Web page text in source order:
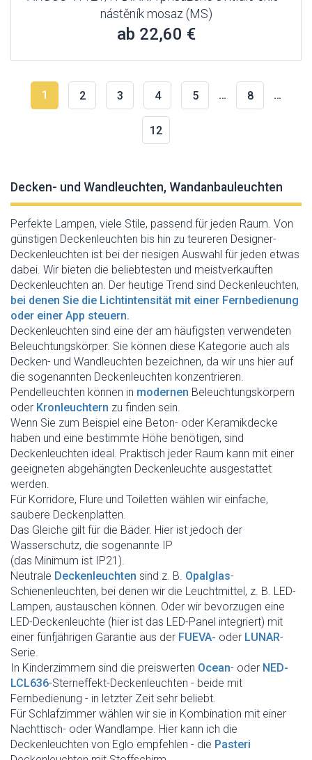
nástěník mosaz (MS)
ab 22,60 €
1 2 3 4 5 … 8 …
12
Decken- und Wandleuchten, Wandanbauleuchten
Perfekte Lampen, viele Stile, passend für jeden Raum. Von
günstigen Deckenleuchten bis hin zu teureren Designer-
Deckenleuchten ist bei der riesigen Auswahl für jeden etwas
dabei. Wir bieten die beliebtesten und meistverkauften
Deckenleuchten an. Der heutige Trend sind Deckenleuchten,
bei denen Sie die Lichtintensität mit einer Fernbedienung
oder einer App steuern.
Deckenleuchten sind eine der am häufigsten verwendeten
Beleuchtungskörper. Sie können diese Kategorie auch als
Decken- und Wandleuchten bezeichnen, da wir uns hier auf
die sogenannten Deckenleuchten konzentrieren.
Pendelleuchten können in modernen Beleuchtungskörpern
oder Kronleuchtern zu finden sein.
Wenn Sie zum Beispiel eine Beton- oder Keramikdecke
haben und eine bestimmte Höhe benötigen, sind
Deckenleuchten ideal. Praktisch jeder Raum kann mit einer
geeigneten abgehängten Deckenleuchte ausgestattet
werden.
Für Korridore, Flure und Toiletten wählen wir einfache,
saubere Deckenplatten.
Das Gleiche gilt für die Bäder. Hier ist jedoch der
Wasserschutz, die sogenannte IP
(das Minimum ist IP21).
Neutrale Deckenleuchten sind z. B. Opalglas-
Schienenleuchten, bei denen wir die Leuchtmittel, z. B. LED-
Lampen, austauschen können. Oder wir bevorzugen eine
LED-Deckenleuchte (hier ist das LED-Panel integriert) mit
einer fünfjährigen Garantie aus der FUEVA- oder LUNAR-
Serie.
In Kinderzimmern sind die preiswerten Ocean- oder NED-
LCL636-Sterneffekt-Deckenleuchten - beide mit
Fernbedienung - in letzter Zeit sehr beliebt.
Für Schlafzimmer wählen wir sie in Kombination mit einer
Nachttisch- oder Wandlampe. Hier kann ich die
Deckenleuchten von Eglo empfehlen - die Pasteri